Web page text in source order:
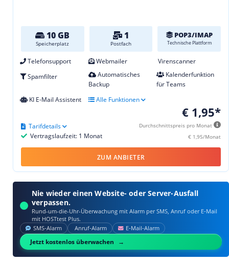
10 GB
Speicherplatz
1
Postfach
POP3/IMAP
Technische Plattform
Telefonsupport Webmailer
Virenscanner
Spamfilter
Automatisches
Backup
Kalenderfunktion
für Teams
KI E-Mail Assistent
Alle Funktionen
€ 1,95*
Durchschnittspreis pro Monat
€ 1,95/Monat
Vertragslaufzeit: 1 Monat
Tarifdetails
ZUM ANBIETER
Nie wieder einen Website- oder Server-Ausfall
verpassen.
Rund-um-die-Uhr-Überwachung mit Alarm per SMS, Anruf oder E‑Mail
mit HOSTtest Plus.
SMS‑Alarm Anruf‑Alarm E‑Mail‑Alarm
Jetzt kostenlos überwachen